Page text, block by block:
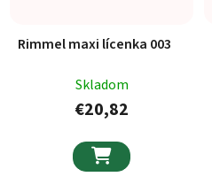
Rimmel maxi lícenka 003
Skladom
€20,82
